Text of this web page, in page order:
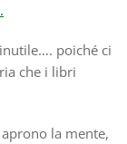
poiché ci
che i libri
la mente,